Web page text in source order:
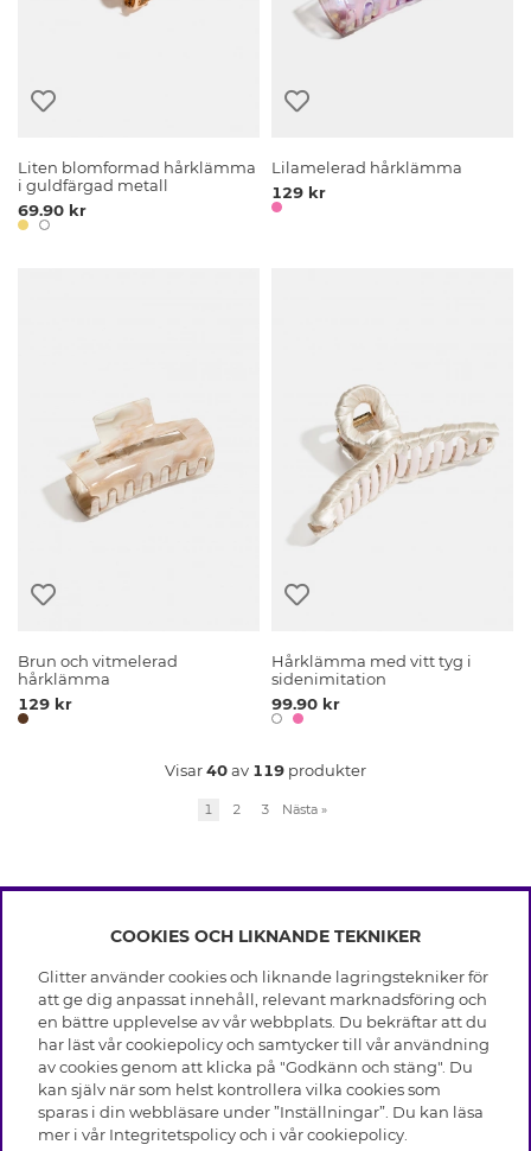
Liten blomformad hårklämma
i guldfärgad metall
69.90 kr
Lilamelerad hårklämma
129 kr
Brun och vitmelerad
hårklämma
129 kr
Hårklämma med vitt tyg i
sidenimitation
99.90 kr
Visar40av 119 produkter
1 2 3 Nästa »
INFO
Leverans
Villkor
Integritetspolicy
Cookies
Medlemsvillkor
Jobba hos Glitter
Återkallelse
OM GLITTER
Black Friday
Våra butiker
Varumärken
Företagshistoria
HJÄLP
Vanliga frågor
Kundservice
COOKIES OCH LIKNANDE TEKNIKER
Glitter använder cookies och liknande lagringstekniker för
att ge dig anpassat innehåll, relevant marknadsföring och
en bättre upplevelse av vår webbplats. Du bekräftar att du
har läst vår cookiepolicy och samtycker till vår användning
av cookies genom att klicka på "Godkänn och stäng". Du
kan själv när som helst kontrollera vilka cookies som
sparas i din webbläsare under ”Inställningar”. Du kan läsa
mer i vår Integritetspolicyoch i vårcookiepolicy